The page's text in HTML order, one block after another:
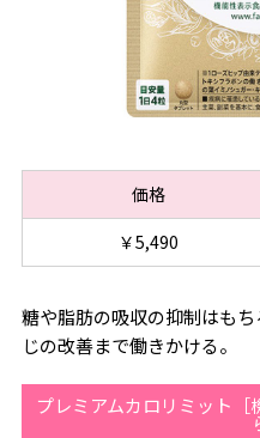
価格
￥5,490
糖や脂肪の吸収の抑制はも
じの改善まで働きかける。
プレミアムカロリミット